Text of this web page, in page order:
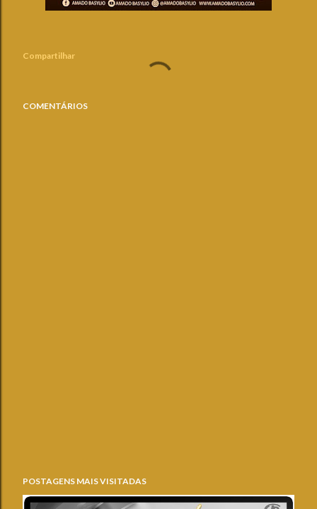
Compartilhar
COMENTÁRIOS
POSTAGENS MAIS VISITADAS